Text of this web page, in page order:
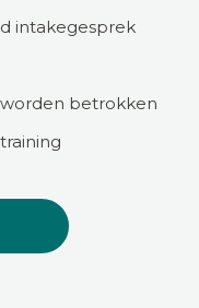
intakegesprek
betrokken